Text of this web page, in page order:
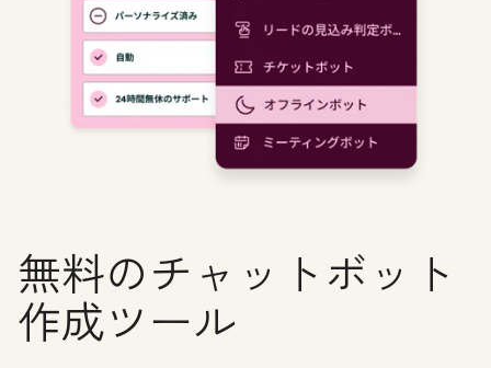
無料のチャットボット
作成ツール